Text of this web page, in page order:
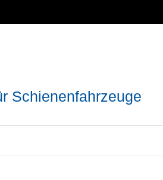
Schienenfahrzeuge